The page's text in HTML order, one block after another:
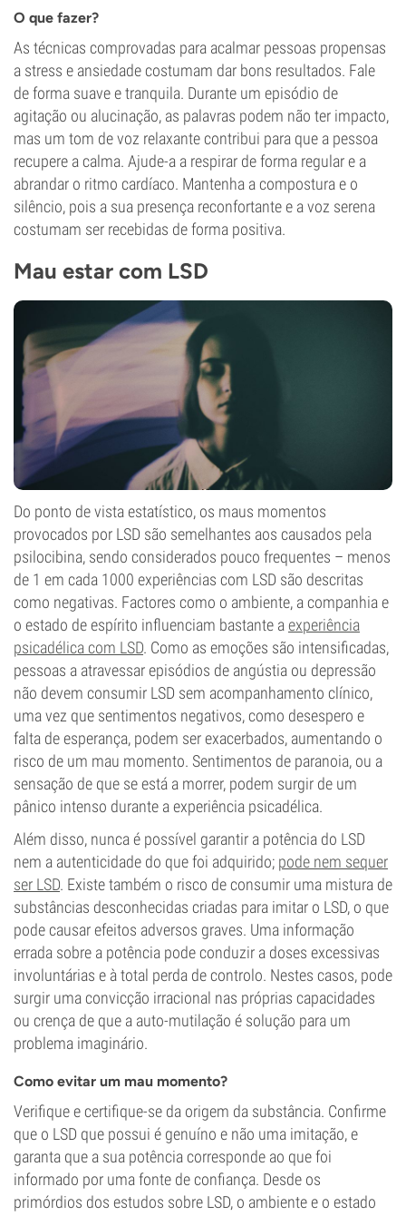
O que fazer?
As técnicas comprovadas para acalmar pessoas propensas
a stress e ansiedade costumam dar bons resultados. Fale
de forma suave e tranquila. Durante um episódio de
agitação ou alucinação, as palavras podem não ter impacto,
mas um tom de voz relaxante contribui para que a pessoa
recupere a calma. Ajude-a a respirar de forma regular e a
abrandar o ritmo cardíaco. Mantenha a compostura e o
silêncio, pois a sua presença reconfortante e a voz serena
costumam ser recebidas de forma positiva.
Mau estar com LSD
Do ponto de vista estatístico, os maus momentos
provocados por LSD são semelhantes aos causados pela
psilocibina, sendo considerados pouco frequentes – menos
de 1 em cada 1000 experiências com LSD são descritas
como negativas. Factores como o ambiente, a companhia e
o estado de espírito influenciam bastante aexperiência
psicadélica com LSD. Como as emoções são intensificadas,
pessoas a atravessar episódios de angústia ou depressão
não devem consumir LSD sem acompanhamento clínico,
uma vez que sentimentos negativos, como desespero e
falta de esperança, podem ser exacerbados, aumentando o
risco de um mau momento. Sentimentos de paranoia, ou a
sensação de que se está a morrer, podem surgir de um
pânico intenso durante a experiência psicadélica.
Além disso, nunca é possível garantir a potência do LSD
nem a autenticidade do que foi adquirido; pode nem sequer
ser LSD. Existe também o risco de consumir uma mistura de
substâncias desconhecidas criadas para imitar o LSD, o que
pode causar efeitos adversos graves. Uma informação
errada sobre a potência pode conduzir a doses excessivas
involuntárias e à total perda de controlo. Nestes casos, pode
surgir uma convicção irracional nas próprias capacidades
ou crença de que a auto-mutilação é solução para um
problema imaginário.
Como evitar um mau momento?
Verifique e certifique-se da origem da substância. Confirme
que o LSD que possui é genuíno e não uma imitação, e
garanta que a sua potência corresponde ao que foi
informado por uma fonte de confiança. Desde os
primórdios dos estudos sobre LSD, o ambiente e o estado